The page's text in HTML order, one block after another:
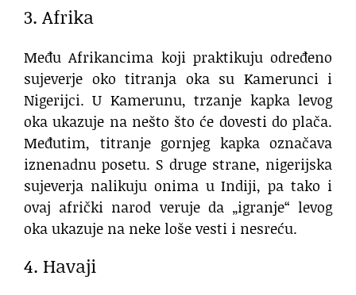
3. Afrika
Među Afrikancima koji praktikuju određeno
sujeverje oko titranja oka su Kamerunci i
Nigerijci. U Kamerunu, trzanje kapka levog
oka ukazuje na nešto što će dovesti do plača.
Međutim, titranje gornjeg kapka označava
iznenadnu posetu. S druge strane, nigerijska
sujeverja nalikuju onima u Indiji, pa tako i
ovaj afrički narod veruje da „igranje“ levog
oka ukazuje na neke loše vesti i nesreću.
4. Havaji